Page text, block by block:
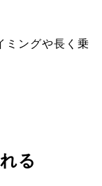
ミングや長く乗
る